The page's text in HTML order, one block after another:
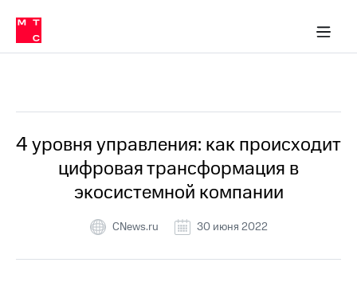
Медиа-центр
и акционерам
Устойчивое развитие
Комплаенс и деловая этика
компании
Карьера
История
компании
Руководство
региона
информация
в МТС
Пресс-
релизы
МТС
о технологиях
4 уровня управления: как происходит
цифровая трансформация в
экосистемной компании
CNews.ru 30 июня 2022